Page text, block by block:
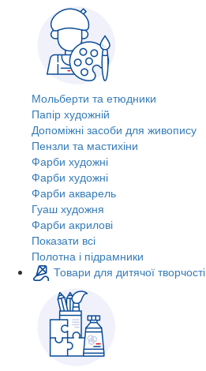
Мольберти та етюдники
Папір художній
Допоміжні засоби для живопису
Пензли та мастихіни
Фарби художні
Фарби художні
Фарби акварель
Гуаш художня
Фарби акрилові
Показати всі
Полотна і підрамники
Товари для дитячої творчості